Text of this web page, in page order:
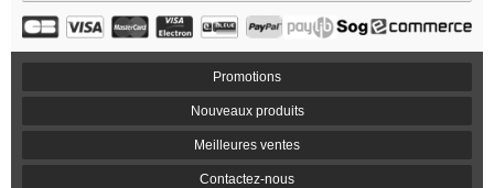
Promotions
Nouveaux produits
Meilleures ventes
Contactez-nous